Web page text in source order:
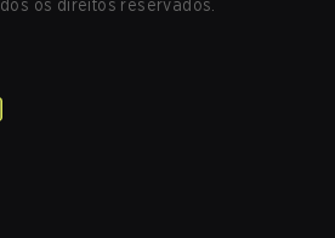
os direitos reservados.